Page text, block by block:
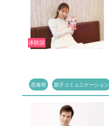
体験談
思春期 親子コミュニケーション